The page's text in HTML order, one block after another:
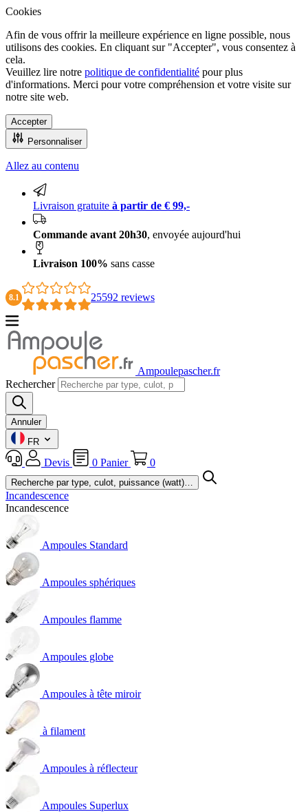
Cookies
Afin de vous offrir la meilleure expérience en ligne possible, nous
utilisons des cookies. En cliquant sur "Accepter", vous consentez à
cela.
Veuillez lire notre politique de confidentialité pour plus
d'informations. Merci pour votre compréhension et votre visite sur
notre site web.
Accepter
Personnaliser
Livraison 100% sans casse
Allez au contenu
Livraison gratuite à partir de € 99,-
Commande avant 20h30, envoyée aujourd'hui
Livraison 100% sans casse
8.1 25592 reviews
Ampoulepascher.fr
Rechercher
Annuler
FR
Devis 0 Panier 0
Incandescence
Incandescence
Ampoules Standard
Ampoules sphériques
Ampoules flamme
Ampoules globe
Ampoules à tête miroir
à filament
Ampoules à réflecteur
Ampoules Superlux